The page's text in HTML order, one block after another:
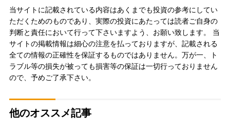
当サイトに記載されている内容はあくまでも投資の参考にしてい
ただくためのものであり、実際の投資にあたっては読者ご自身の
判断と責任において行って下さいますよう、お願い致します。 当
サイトの掲載情報は細心の注意を払っておりますが、記載される
全ての情報の正確性を保証するものではありません。万が一、ト
ラブル等の損失が被っても損害等の保証は一切行っておりません
ので、予めご了承下さい。
他のオススメ記事